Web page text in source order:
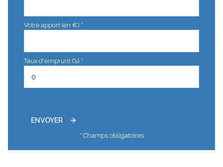
Votre apport (en €) *
Taux d'emprunt (%) *
ENVOYER
* Champs obligatoires